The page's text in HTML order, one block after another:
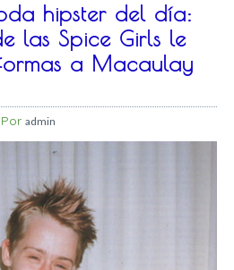
hipster del día:
las Spice Girls le
a Macaulay
Por admin